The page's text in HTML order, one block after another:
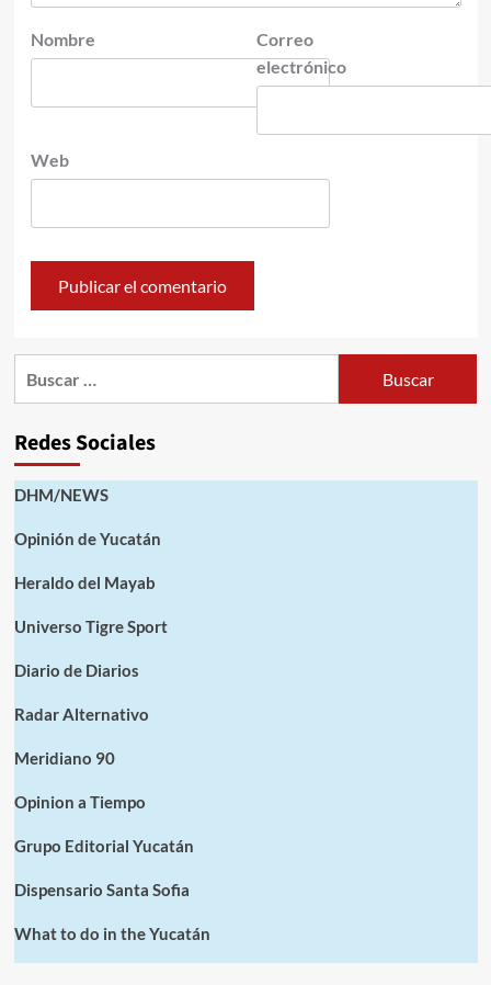
Nombre
Correo
electrónico
Web
Redes Sociales
DHM/NEWS
Opinión de Yucatán
Heraldo del Mayab
Universo Tigre Sport
Diario de Diarios
Radar Alternativo
Meridiano 90
Opinion a Tiempo
Grupo Editorial Yucatán
Dispensario Santa Sofia
What to do in the Yucatán